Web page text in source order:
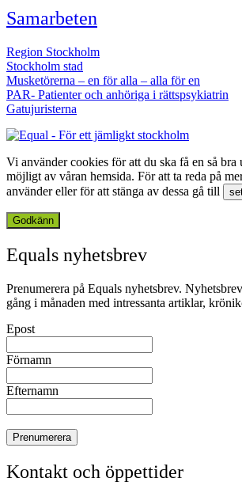
Samarbeten
Region Stockholm
Stockholm stad
Musketörerna – en för alla – alla för en
PAR- Patienter och anhöriga i rättspsykiatrin
Gatujuristerna
Vi använder cookies för att du ska få en så bra
möjligt av våran hemsida. För att ta reda på
använder eller för att stänga av dessa gå till
Godkänn
Equals nyhetsbrev
Prenumerera på Equals nyhetsbrev.
gång i månaden med intressanta artiklar,
Epost
Förnamn
Efternamn
Kontakt och öppettider